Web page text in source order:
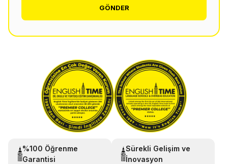
GÖNDER
%100 Öğrenme
Garantisi
Sürekli Gelişim ve
İnovasyon